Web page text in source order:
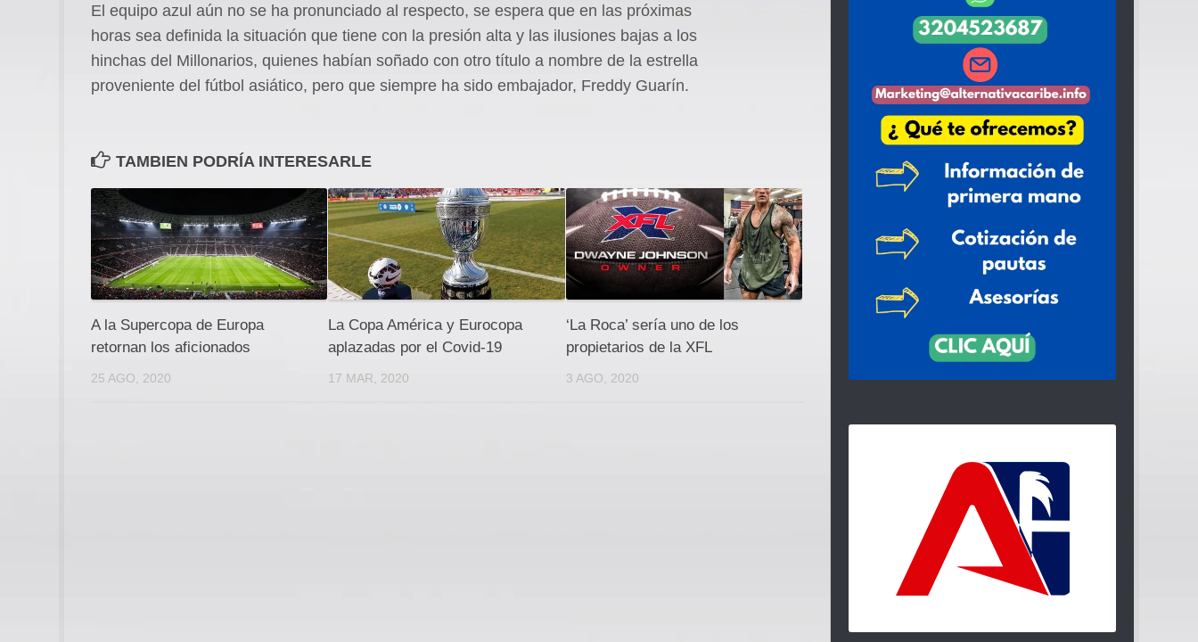
El equipo azul aún no se ha pronunciado al respecto, se espera que en las próximas
horas sea definida la situación que tiene con la presión alta y las ilusiones bajas a los
hinchas del Millonarios, quienes habían soñado con otro título a nombre de la estrella
proveniente del fútbol asiático, pero que siempre ha sido embajador, Freddy Guarín.
TAMBIEN PODRÍA INTERESARLE
A la Supercopa de Europa
retornan los aficionados
25 AGO, 2020
La Copa América y Eurocopa
aplazadas por el Covid-19
17 MAR, 2020
‘La Roca’ sería uno de los
propietarios de la XFL
3 AGO, 2020